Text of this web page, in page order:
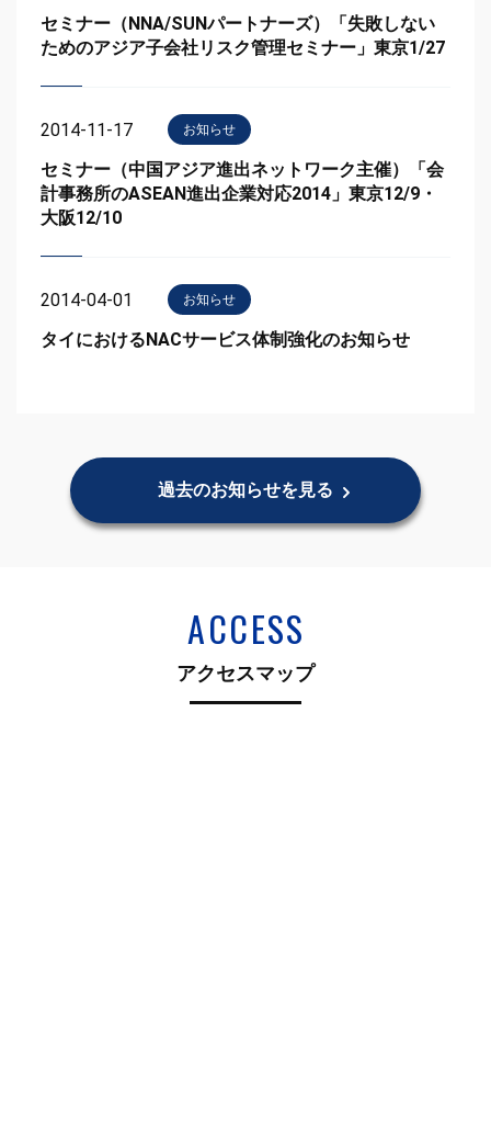
セミナー（NNA/SUNパートナーズ）「失敗しない
ためのアジア子会社リスク管理セミナー」東京1/27
2014-11-17 お知らせ
セミナー（中国アジア進出ネットワーク主催）「会
計事務所のASEAN進出企業対応2014」東京12/9・
大阪12/10
2014-04-01 お知らせ
タイにおけるNACサービス体制強化のお知らせ
過去のお知らせを見る
ACCESS
アクセスマップ